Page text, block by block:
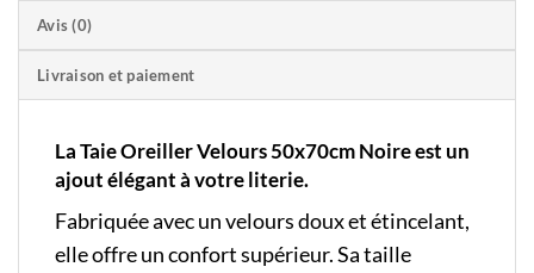
Avis (0)
Livraison et paiement
La Taie Oreiller Velours 50x70cm Noire est un
ajout élégant à votre literie.
Fabriquée avec un velours doux et étincelant,
elle offre un confort supérieur. Sa taille